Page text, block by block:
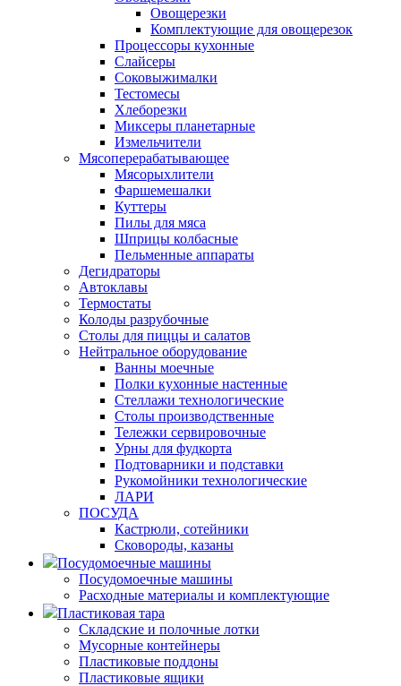
Овощерезки
Комплектующие для овощерезок
Процессоры кухонные
Слайсеры
Соковыжималки
Тестомесы
Хлеборезки
Миксеры планетарные
Измельчители
Мясоперерабатывающее
Мясорыхлители
Фаршемешалки
Куттеры
Пилы для мяса
Шприцы колбасные
Пельменные аппараты
Дегидраторы
Автоклавы
Термостаты
Колоды разрубочные
Столы для пиццы и салатов
Нейтральное оборудование
Ванны моечные
Полки кухонные настенные
Стеллажи технологические
Столы производственные
Тележки сервировочные
Урны для фудкорта
Подтоварники и подставки
Рукомойники технологические
ЛАРИ
ПОСУДА
Кастрюли, сотейники
Сковороды, казаны
Посудомоечные машины
Посудомоечные машины
Расходные материалы и комплектующие
Пластиковая тара
Складские и полочные лотки
Мусорные контейнеры
Пластиковые поддоны
Пластиковые ящики